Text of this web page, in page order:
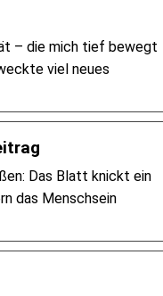
– die mich tief bewegt
viel neues
Das Blatt knickt ein
das Menschsein